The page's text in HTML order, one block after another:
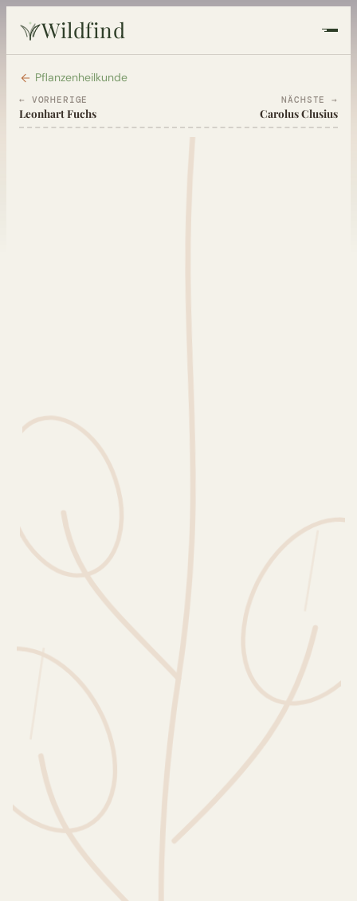
Wildfind
Startseite
Pflanzen
Sammelkalender
Blüten-Finder
Phänologie-Radar
Vogelstimmen
Gartenplaner
Challenges
Wusstest du?
Sammlungen
Selber machen
Pflanzenheilkunde
← VORHERIGE
Leonhart Fuchs
NÄCHSTE →
Carolus Clusius